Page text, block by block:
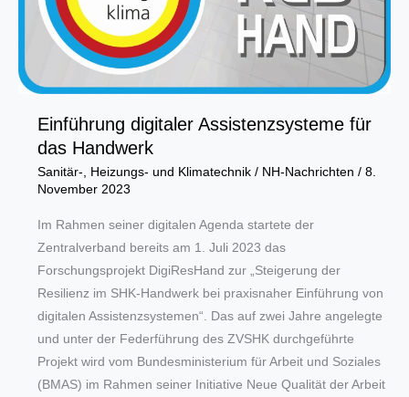
Einführung digitaler Assistenzsysteme für
das Handwerk
Sanitär-, Heizungs- und Klimatechnik/ NH-Nachrichten / 8.
November 2023
Im Rahmen seiner digitalen Agenda startete der
Zentralverband bereits am 1. Juli 2023 das
Forschungsprojekt DigiResHand zur „Steigerung der
Resilienz im SHK-Handwerk bei praxisnaher Einführung von
digitalen Assistenzsystemen“. Das auf zwei Jahre angelegte
und unter der Federführung des ZVSHK durchgeführte
Projekt wird vom Bundesministerium für Arbeit und Soziales
(BMAS) im Rahmen seiner Initiative Neue Qualität der Arbeit